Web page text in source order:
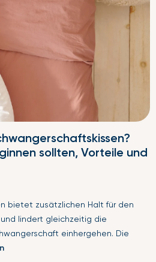
sollten, Vorteile und
bietet zusätzlichen Halt für den
lindert gleichzeitig die
einhergehen. Die